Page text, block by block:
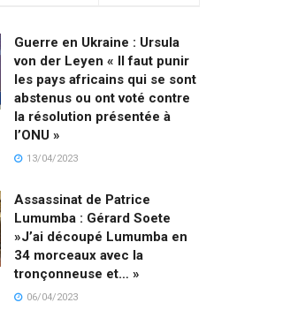
Guerre en Ukraine : Ursula
von der Leyen « Il faut punir
les pays africains qui se sont
abstenus ou ont voté contre
la résolution présentée à
l’ONU »
13/04/2023
Assassinat de Patrice
Lumumba : Gérard Soete
»J’ai découpé Lumumba en
34 morceaux avec la
tronçonneuse et… »
06/04/2023